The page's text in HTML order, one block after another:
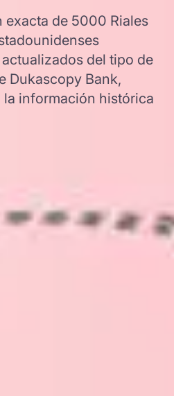
exacta de 5000 Riales
del tipo de
Dukascopy Bank,
información histórica